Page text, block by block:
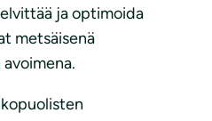
ja optimoida
metsäisenä